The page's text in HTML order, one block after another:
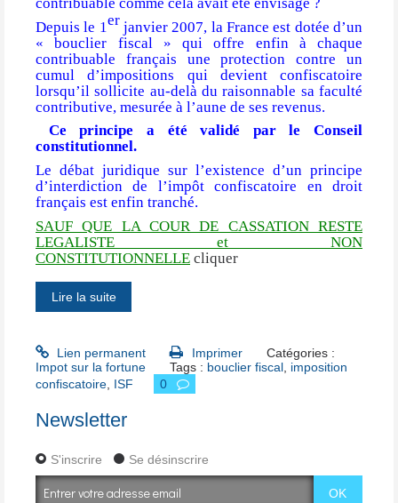
Depuis le 1er janvier 2007, la France est dotée d’un
« bouclier fiscal » qui offre enfin à chaque
contribuable français une protection contre un
cumul d’impositions qui devient confiscatoire
lorsqu’il sollicite au-delà du raisonnable sa faculté
contributive, mesurée à l’aune de ses revenus.
Ce principe a été validé par le Conseil
constitutionnel.
Le débat juridique sur l’existence d’un principe
d’interdiction de l’impôt confiscatoire en droit
français est enfin tranché.
SAUF QUE LA COUR DE CASSATION RESTE
LEGALISTE et NON
CONSTITUTIONNELLE cliquer
Lire la suite
Lien permanent Imprimer
Catégories :
Impot sur la fortune
Tags : bouclier fiscal imposition
confiscatoire ISF 0
Newsletter
S'inscrire Se désinscrire